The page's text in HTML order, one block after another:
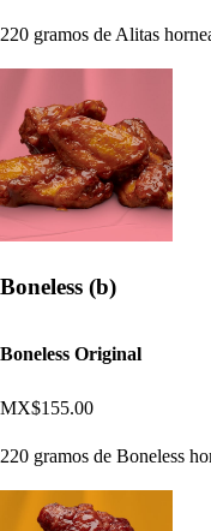
220 gramos de Alitas
Boneless (b)
Boneless Original
MX$155.00
220 gramos de Boneless